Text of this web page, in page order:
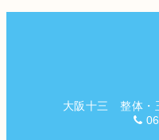
大阪十三 整体・